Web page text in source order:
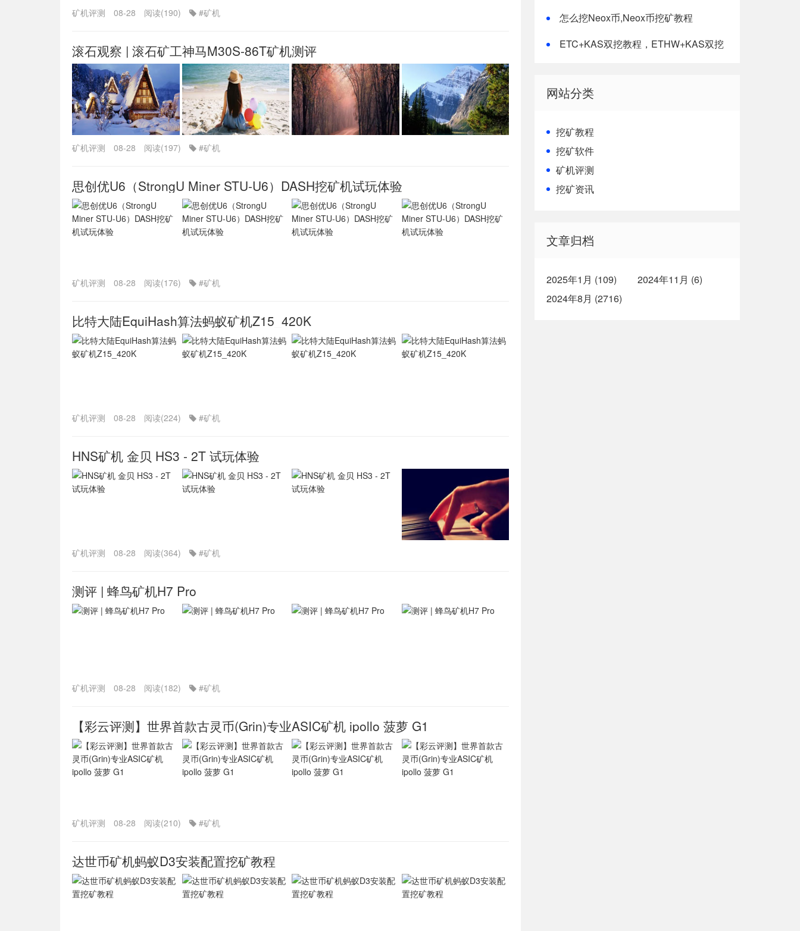
矿机评测 08-28 阅读(190) #矿机
滚石观察 | 滚石矿工神马M30S-86T矿机测评
矿机评测 08-28 阅读(197) #矿机
思创优U6（StrongU Miner STU-U6）DASH挖矿机试玩体验
矿机评测 08-28 阅读(176) #矿机
比特大陆EquiHash算法蚂蚁矿机Z15_420K
矿机评测 08-28 阅读(224) #矿机
HNS矿机 金贝 HS3 - 2T 试玩体验
矿机评测 08-28 阅读(364) #矿机
测评 | 蜂鸟矿机H7 Pro
矿机评测 08-28 阅读(182) #矿机
【彩云评测】世界首款古灵币(Grin)专业ASIC矿机 ipollo 菠萝 G1
矿机评测 08-28 阅读(210) #矿机
达世币矿机蚂蚁D3安装配置挖矿教程
怎么挖Neox币,Neox币挖矿教程
ETC+KAS双挖教程，ETHW+KAS双挖
网站分类
挖矿教程
挖矿软件
矿机评测
挖矿资讯
文章归档
2025年1月 (109)
2024年11月 (6)
2024年8月 (2716)